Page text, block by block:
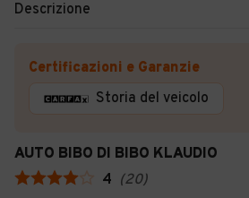
Descrizione
Certificazioni e Garanzie
Storia del veicolo
AUTO BIBO DI BIBO KLAUDIO
4 (20)